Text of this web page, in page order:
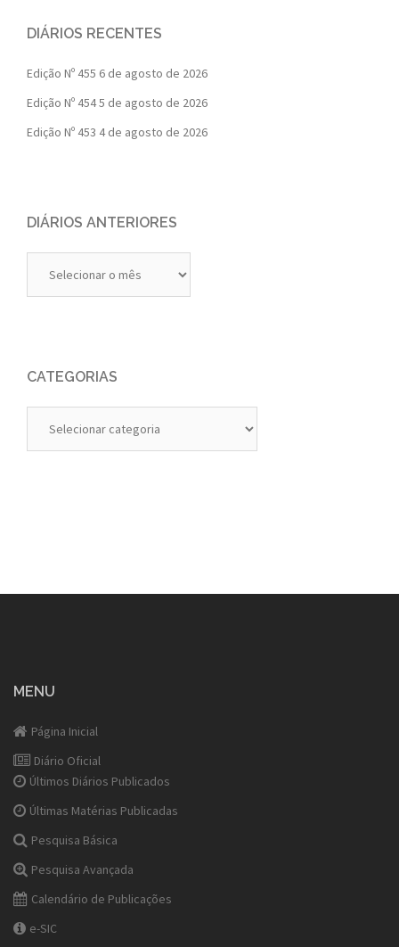
DIÁRIOS RECENTES
Edição Nº 455 6 de agosto de 2026
Edição Nº 4545 de agosto de 2026
Edição Nº 453 4 de agosto de 2026
DIÁRIOS ANTERIORES
Anteriores
CATEGORIAS
MENU
Página Inicial
Diário Oficial
Últimos Diários Publicados
Últimas Matérias Publicadas
Pesquisa Básica
Pesquisa Avançada
Calendário de Publicações
e-SIC